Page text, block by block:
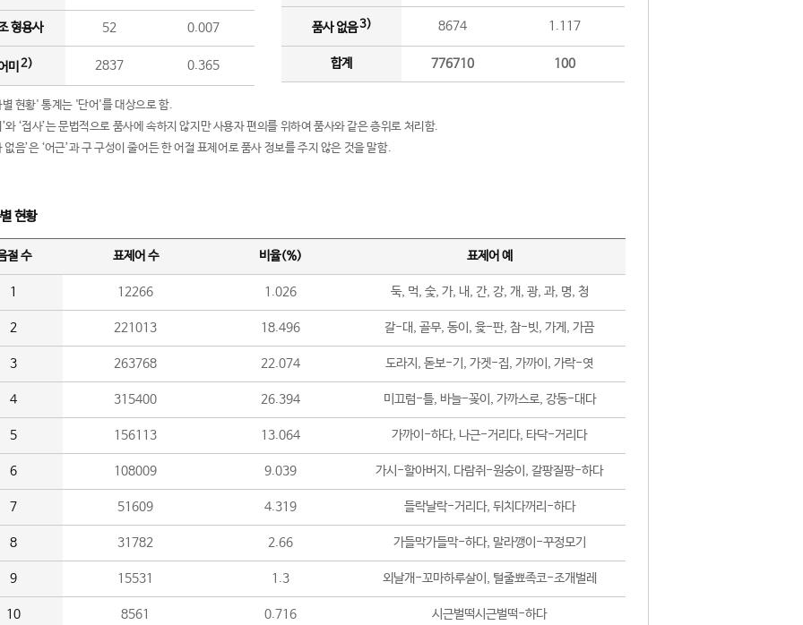
형용사 52 0.007
미 2) 2837 0.365
품사 없음3) 8674 1.117
합계 776710 100
현황' 통계는 '단어'를 대상으로 함.
와 ‘접사’는 문법적으로 품사에 속하지 않지만 사용자 편의를 위하여 품사와 같은 층위로 처리함.
없음’은 ‘어근’과 구 구성이 줄어든 한 어절 표제어로 품사 정보를 주지 않은 것을 말함.
현황
절 수 표제어 수 비율(%) 표제어 예
1 12266 1.026 둑, 먹, 숯, 가, 내, 간, 강, 개, 광, 과, 명, 청
2 221013 18.496 갈-대, 골무, 동이, 윷-판, 참-빗, 가게, 가끔
3 263768 22.074 도라지, 돋보-기, 가겟-집, 가까이, 가락-엿
4 315400 26.394 미끄럼-틀, 바늘-꽂이, 가까스로, 강동-대다
5 156113 13.064 가까이-하다, 나근-거리다, 타닥-거리다
6 108009 9.039 가시-할아버지, 다람쥐-원숭이, 갈팡질팡-하다
7 51609 4.319 들락날락-거리다, 뒤치다꺼리-하다
8 31782 2.66 가들막가들막-하다, 말라깽이-꾸정모기
9 15531 1.3 외날개-꼬마하루살이, 털줄뾰족코-조개벌레
10 8561 0.716 시근벌떡시근벌떡-하다